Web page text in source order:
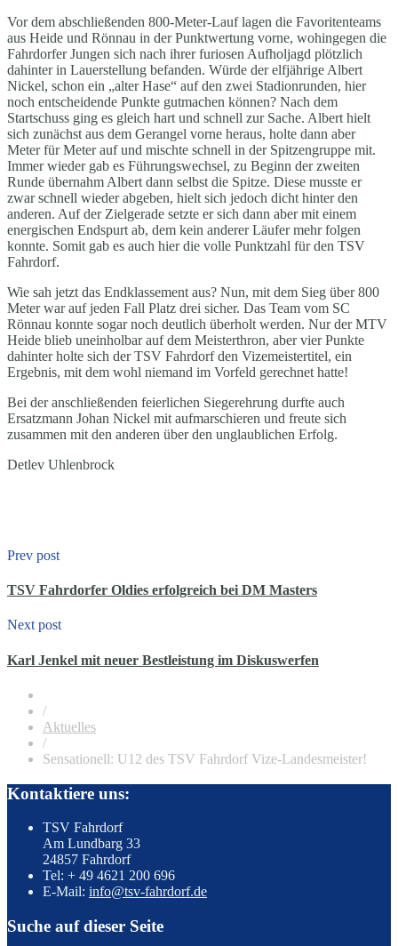
Vor dem abschließenden 800-Meter-Lauf lagen die Favoritenteams
aus Heide und Rönnau in der Punktwertung vorne, wohingegen die
Fahrdorfer Jungen sich nach ihrer furiosen Aufholjagd plötzlich
dahinter in Lauerstellung befanden. Würde der elfjährige Albert
Nickel, schon ein „alter Hase“ auf den zwei Stadionrunden, hier
noch entscheidende Punkte gutmachen können? Nach dem
Startschuss ging es gleich hart und schnell zur Sache. Albert hielt
sich zunächst aus dem Gerangel vorne heraus, holte dann aber
Meter für Meter auf und mischte schnell in der Spitzengruppe mit.
Immer wieder gab es Führungswechsel, zu Beginn der zweiten
Runde übernahm Albert dann selbst die Spitze. Diese musste er
zwar schnell wieder abgeben, hielt sich jedoch dicht hinter den
anderen. Auf der Zielgerade setzte er sich dann aber mit einem
energischen Endspurt ab, dem kein anderer Läufer mehr folgen
konnte. Somit gab es auch hier die volle Punktzahl für den TSV
Fahrdorf.
Wie sah jetzt das Endklassement aus? Nun, mit dem Sieg über 800
Meter war auf jeden Fall Platz drei sicher. Das Team vom SC
Rönnau konnte sogar noch deutlich überholt werden. Nur der MTV
Heide blieb uneinholbar auf dem Meisterthron, aber vier Punkte
dahinter holte sich der TSV Fahrdorf den Vizemeistertitel, ein
Ergebnis, mit dem wohl niemand im Vorfeld gerechnet hatte!
Bei der anschließenden feierlichen Siegerehrung durfte auch
Ersatzmann Johan Nickel mit aufmarschieren und freute sich
zusammen mit den anderen über den unglaublichen Erfolg.
Detlev Uhlenbrock
Prev post
TSV Fahrdorfer Oldies erfolgreich bei DM Masters
Next post
Karl Jenkel mit neuer Bestleistung im Diskuswerfen
/
Aktuelles
/
Sensationell: U12 des TSV Fahrdorf Vize-Landesmeister!
Kontaktiere uns:
TSV Fahrdorf
Am Lundbarg 33
24857 Fahrdorf
Tel: + 49 4621 200 696
E-Mail: info@tsv-fahrdorf.de
Suche auf dieser Seite